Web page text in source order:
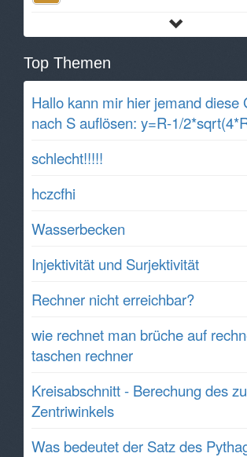
Top Themen
Hallo kann mir hier jemand diese
nach S auflösen: y=R-1/
schlecht!!!!!
hczcfhi
Wasserbecken
Injektivität und Surjektivität
Rechner nicht erreichbar?
wie rechnet man brüche auf
taschen rechner
Kreisabschnitt - Berechung des
Zentriwinkels
Was bedeutet der Satz des